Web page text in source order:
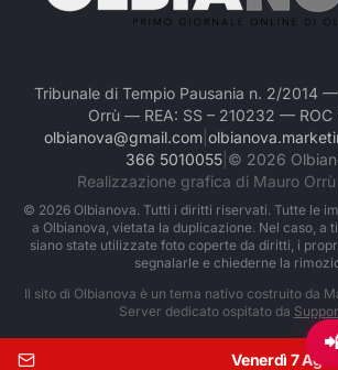
Tribunale di Tempio Pausania n. 2/2014
Orrù — REA: SS – 210232 — ROC
olbianova@gmail.com
366 5010055| © 2026
Realizzazione grafica di Mauro
© 2026Olbianova. Tutti i diritti riservati. Tutte le
a Olbianova, vietata la duplicazione. Nel caso, a
siano state utilizzate foto coperte da diritti, i
segnalarle e chiederne la
Il sito di Olbianova è un tema nativo costruito da
Server dedicato ospitato da
Venerdì 7